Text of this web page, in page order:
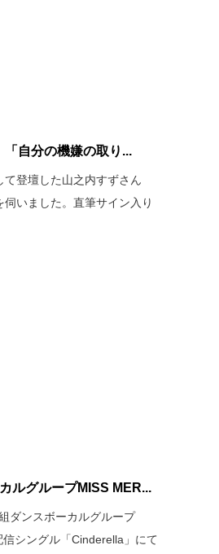
「自分の機嫌の取り...
登壇した山之内すずさん
いました。直筆サイン入り
ルグループMISS MER...
ダンスボーカルグループ
シングル「Cinderella」にて